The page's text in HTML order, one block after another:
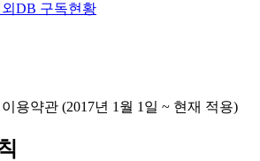
DB 구독현황
용약관 (2017년 1월 1일 ~ 현재 적용)